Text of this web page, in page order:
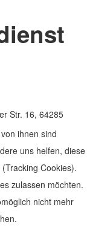
Str. 16, 64285
online.eu
ihnen sind
uns helfen, diese
Cookies).
zulassen möchten.
nicht mehr